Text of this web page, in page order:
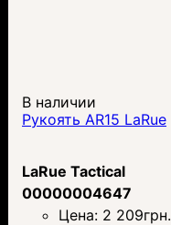
В наличии
Рукоять AR15 LaRue
LaRue Tactical
00000004647
Цена: 2 209грн.